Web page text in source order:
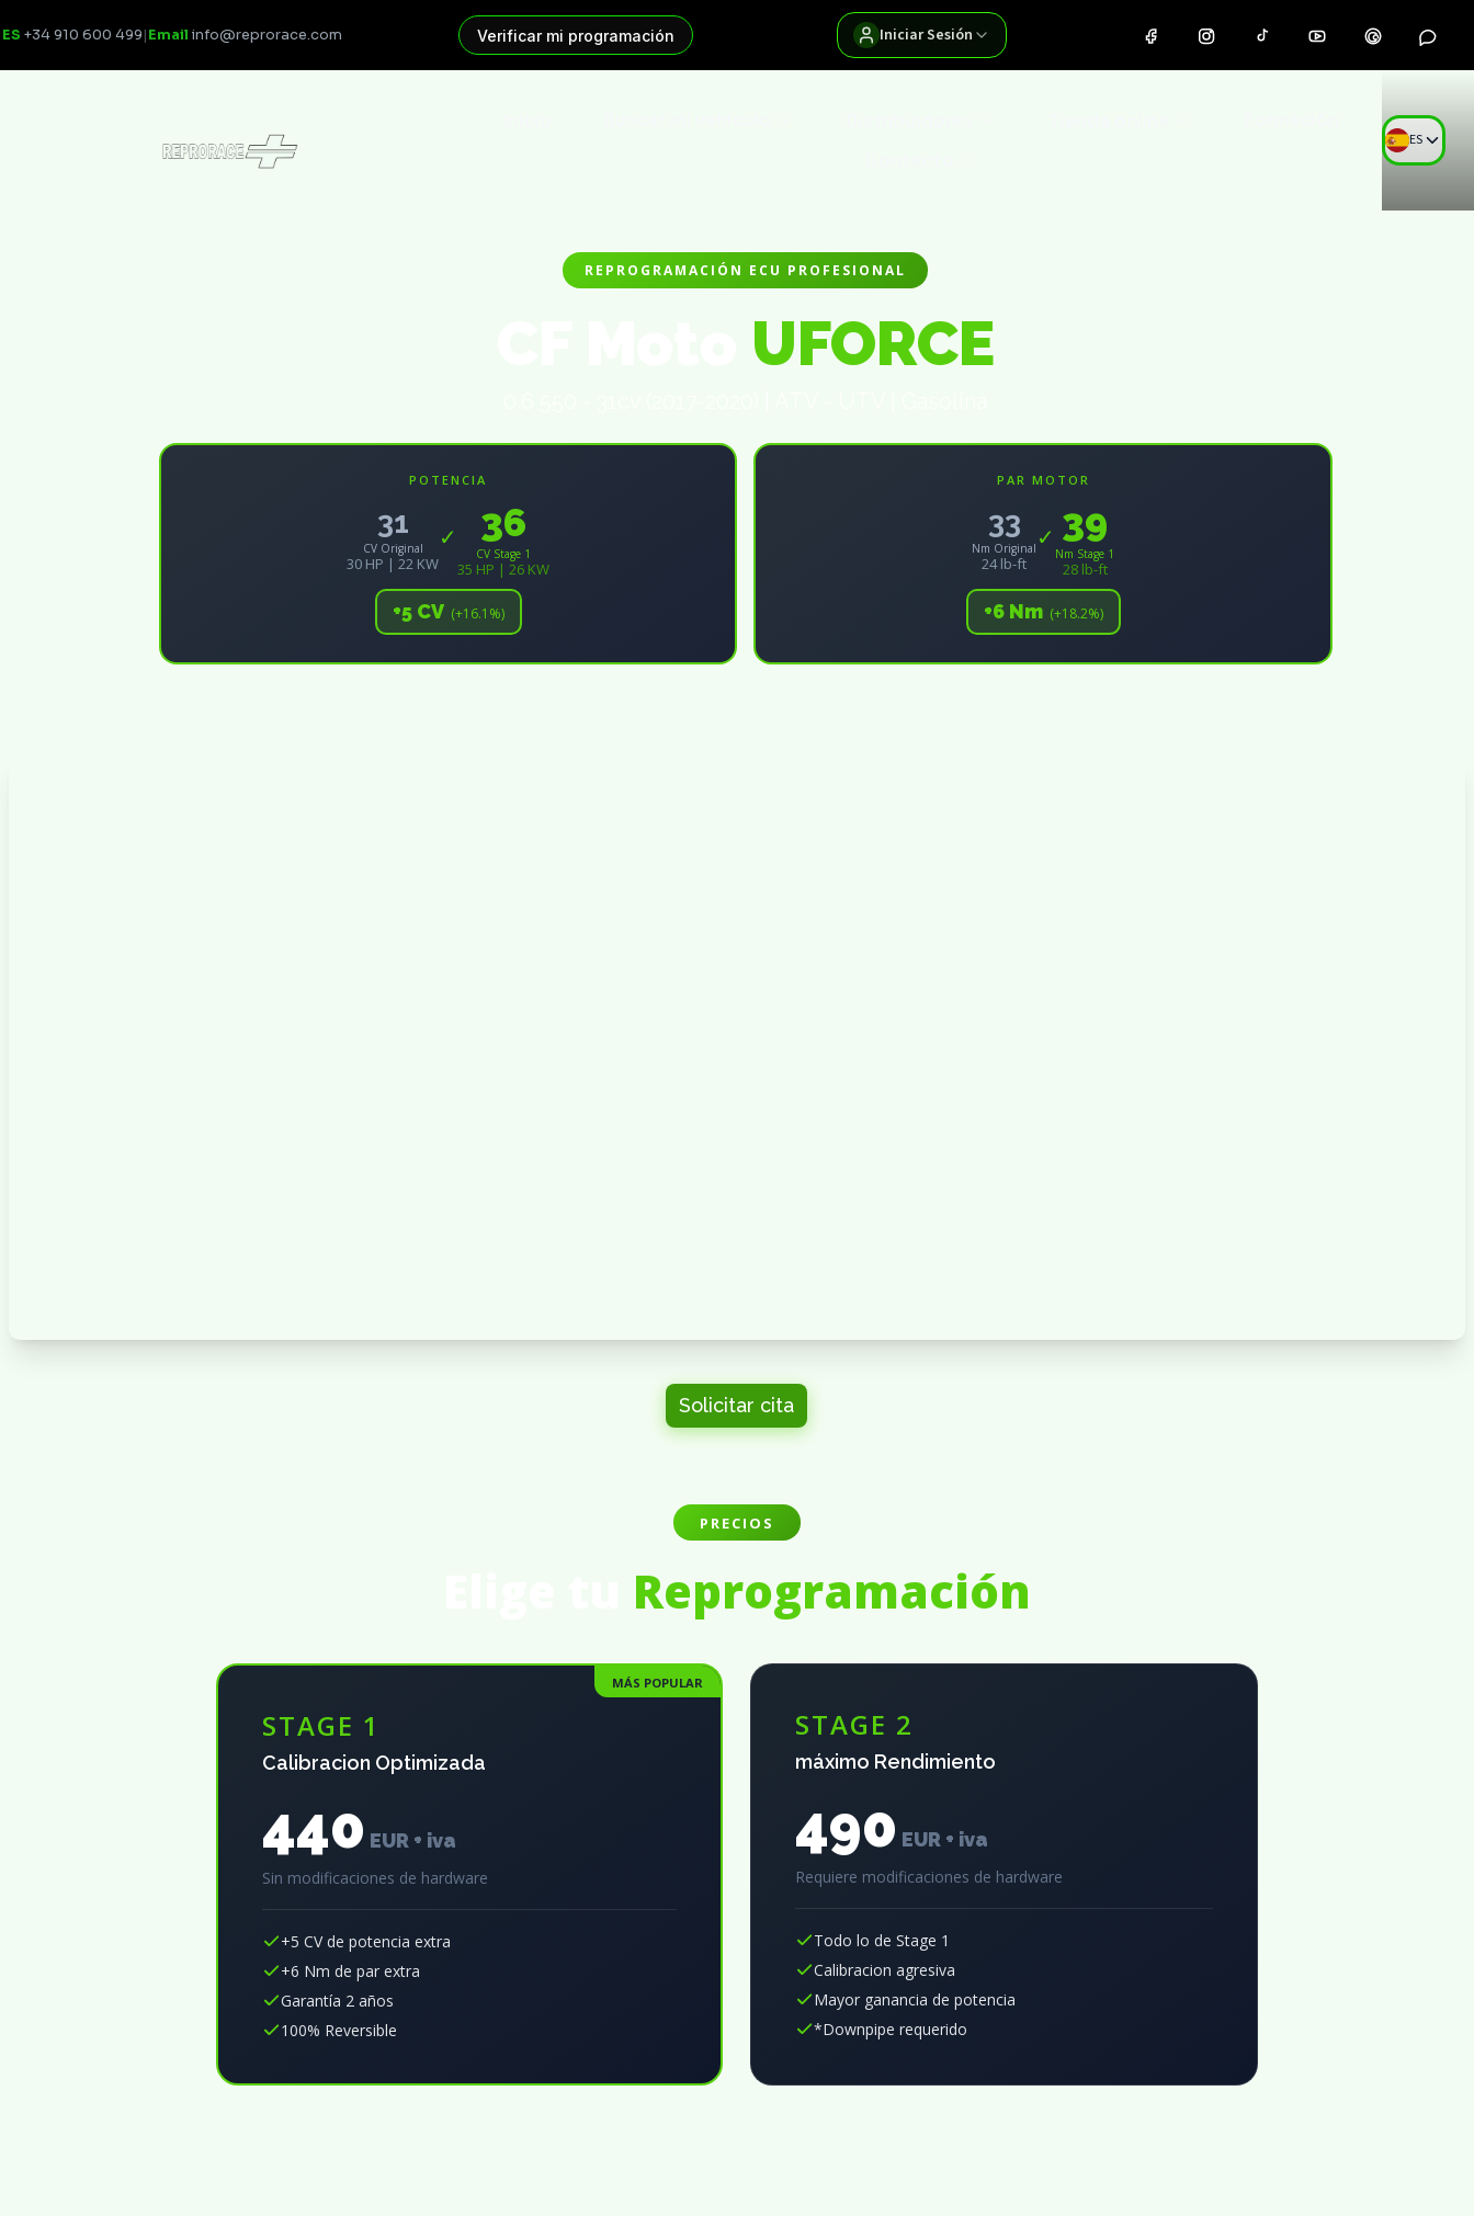
ES +34 910 600 499|Email info@reprorace.com Verificar mi programación Iniciar Sesión
ES
REPROGRAMACIÓN ECU PROFESIONAL
UFORCE
POTENCIA
31
CV Original
30 HP | 22 KW
✓ 36
CV Stage 1
35 HP | 26 KW
+5 CV (+16.1%)
PAR MOTOR
33
Nm Original
24 lb-ft
✓ 39
Nm Stage 1
28 lb-ft
+6 Nm (+18.2%)
Solicitar cita
PRECIOS
Reprogramación
MÁS POPULAR
STAGE 1
Calibracion Optimizada
440 EUR + iva
Sin modificaciones de hardware
+5 CV de potencia extra
+6 Nm de par extra
Garantía 2 años
100% Reversible
STAGE 2
máximo Rendimiento
490 EUR + iva
Requiere modificaciones de hardware
Todo lo de Stage 1
Calibracion agresiva
Mayor ganancia de potencia
*Downpipe requerido